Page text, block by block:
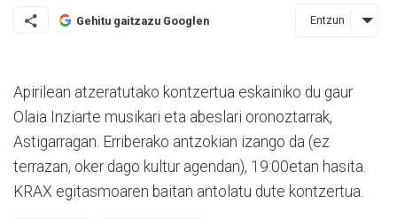
Gehitu gaitzazu Googlen Entzun
Apirilean atzeratutako kontzertua eskainiko du gaur
Olaia Inziarte musikari eta abeslari oronoztarrak,
Astigarragan. Erriberako antzokian izango da (ez
terrazan, oker dago kultur agendan), 19:00etan hasita.
KRAX egitasmoaren baitan antolatu dute kontzertua.